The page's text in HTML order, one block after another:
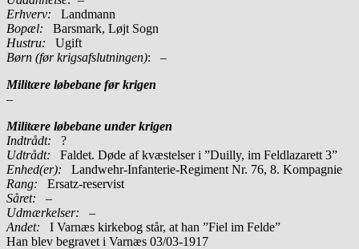
Erhverv: Landmann
Bopæl: Barsmark, Løjt Sogn
Hustru: Ugift
Børn (før krigsafslutningen): –
Militære løbebane før krigen
–
Militære løbebane under krigen
Indtrådt: ?
Udtrådt: Faldet. Døde af kvæstelser i ”Duilly, im Feldlazarett 3”
Enhed(er):
Landwehr-Infanterie-Regiment Nr. 76, 8. Kompagnie
Rang:
Ersatz-reservist
Såret: –
Udmærkelser: –
Andet: I Varnæs kirkebog står, at han ”Fiel im Felde”
Han blev begravet i Varnæs 03/03-1917